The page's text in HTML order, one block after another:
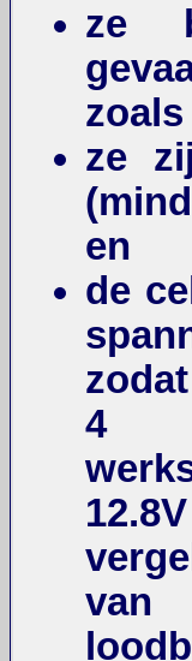
ze
ze
en
de
4
van